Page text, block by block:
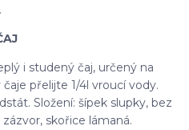
i studený čaj, určený na
čaje přelijte 1/4l vroucí vody.
Složení: šípek slupky, bez
skořice lámaná.